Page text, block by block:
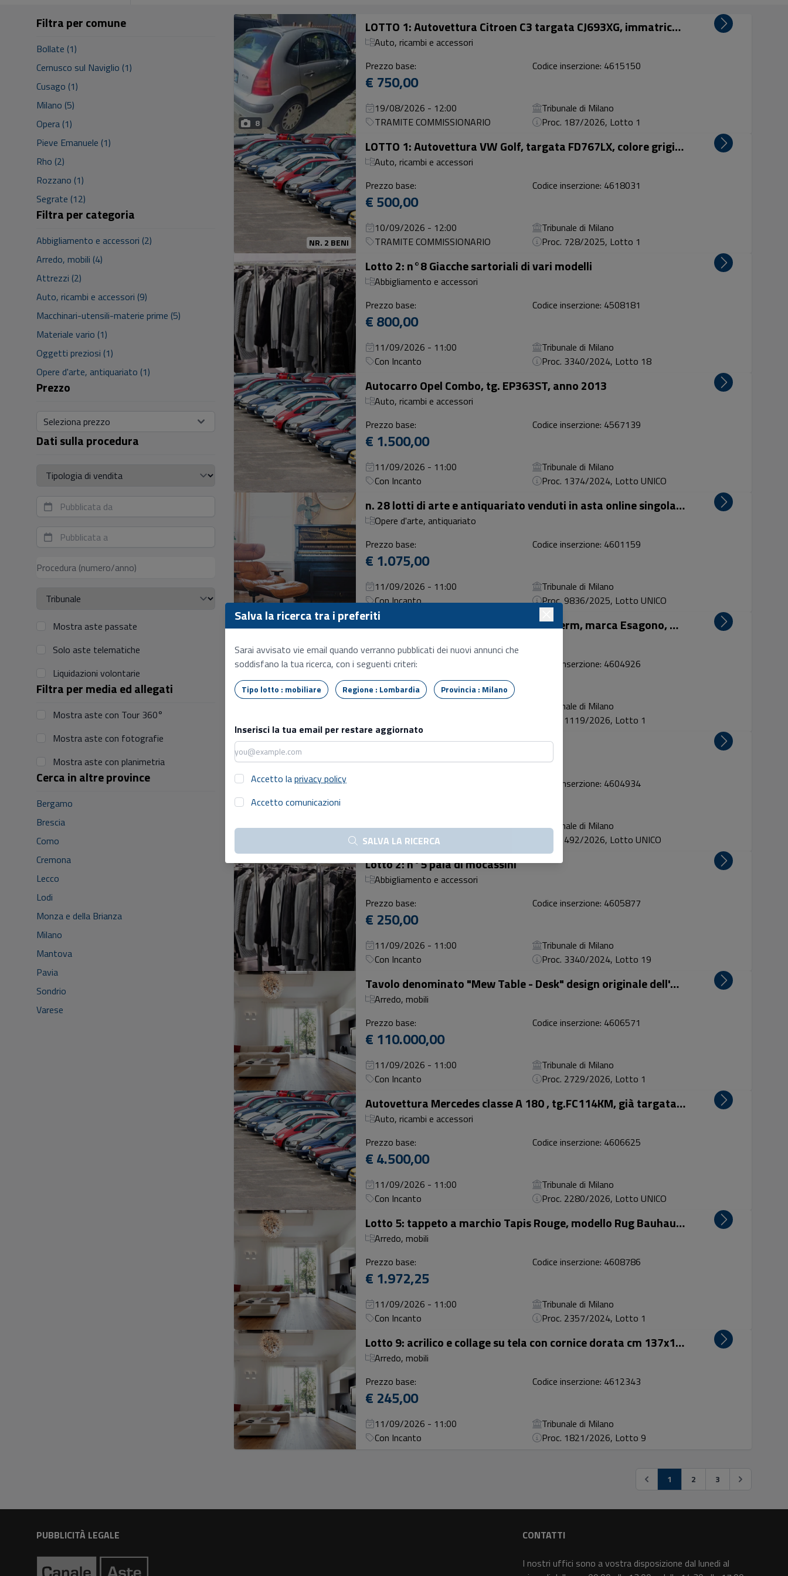
Filtra per comune
Bollate (1)
Cernusco sul Naviglio (1)
Cusago (1)
Milano (5)
Opera (1)
Pieve Emanuele (1)
Rho (2)
Rozzano (1)
Segrate (12)
Filtra per categoria
Abbigliamento e accessori (2)
Arredo, mobili (4)
Attrezzi (2)
Auto, ricambi e accessori (9)
Macchinari-utensili-materie prime (5)
Materiale vario (1)
Oggetti preziosi (1)
Opere d'arte, antiquariato (1)
Prezzo
Seleziona prezzo
Dati sulla procedura
Tipologia di vendita
Mostra aste passate
Solo aste telematiche
Liquidazioni volontarie
Filtra per media ed allegati
Mostra aste con Tour 360°
Mostra aste con fotografie
Mostra aste con planimetria
Cerca in altre province
Bergamo
Brescia
Como
Cremona
Lecco
Lodi
Monza e della Brianza
Milano
Mantova
Pavia
Sondrio
Varese
8
LOTTO 1: Autovettura Citroen C3 targata CJ693XG, immatricolata il 19/1/2004, Telaio: VF7FCHFXB268634...
Auto, ricambi e accessori
Prezzo base:
€ 750,00
Codice inserzione: 4615150
19/08/2026 - 12:00
Tribunale di Milano
TRAMITE COMMISSIONARIO
Proc. 187/2026, Lotto 1
NR. 2 BENI
LOTTO 1: Autovettura VW Golf, targata FD767LX, colore grigio chiaro, km all'ultima revisione del 5/2...
Auto, ricambi e accessori
Prezzo base:
€ 500,00
Codice inserzione: 4618031
10/09/2026 - 12:00
Tribunale di Milano
TRAMITE COMMISSIONARIO
Proc. 728/2025, Lotto 1
Lotto 2: n°8 Giacche sartoriali di vari modelli
Abbigliamento e accessori
Prezzo base:
€ 800,00
Codice inserzione: 4508181
11/09/2026 - 11:00
Tribunale di Milano
Con Incanto
Proc. 3340/2024, Lotto 18
Autocarro Opel Combo, tg. EP363ST, anno 2013
Auto, ricambi e accessori
Prezzo base:
€ 1.500,00
Codice inserzione: 4567139
11/09/2026 - 11:00
Tribunale di Milano
Con Incanto
Proc. 1374/2024, Lotto UNICO
n. 28 lotti di arte e antiquariato venduti in asta online singolarmente
Opere d'arte, antiquariato
Prezzo base:
€ 1.075,00
Codice inserzione: 4601159
11/09/2026 - 11:00
Tribunale di Milano
Con Incanto
Proc. 9836/2025, Lotto UNICO
Macchinario per uso estetico Thalaxoterm, marca Esagono, modello 1952, matricola108019, anno 2022
Prezzo base:
€ 490,00
Codice inserzione: 4604926
Tribunale di Milano
Proc. 1119/2026, Lotto 1
Cella di ferma-lievitazione marca Colip
Materie prime e prodotti
Codice inserzione: 4604934
11/09/2026 - 11:00
Tribunale di Milano
Con Incanto
Proc. 492/2026, Lotto UNICO
Lotto 2: n°5 paia di mocassini
Abbigliamento e accessori
Prezzo base:
€ 250,00
Codice inserzione: 4605877
11/09/2026 - 11:00
Tribunale di Milano
Con Incanto
Proc. 3340/2024, Lotto 19
Tavolo denominato "Mew Table - Desk" design originale dell'Arch. Zaha Hadid, prodotto da Sawaya & Mo...
Arredo, mobili
Prezzo base:
€ 110.000,00
Codice inserzione: 4606571
11/09/2026 - 11:00
Tribunale di Milano
Con Incanto
Proc. 2729/2026, Lotto 1
Autovettura Mercedes classe A 180 , tg.FC114KM, già targata estera (Germania) GERDL835 nel 2014
Auto, ricambi e accessori
Prezzo base:
€ 4.500,00
Codice inserzione: 4606625
11/09/2026 - 11:00
Tribunale di Milano
Con Incanto
Proc. 2280/2026, Lotto UNICO
Lotto 5: tappeto a marchio Tapis Rouge, modello Rug Bauhaus Cielo, cm 350x500
Arredo, mobili
Prezzo base:
€ 1.972,25
Codice inserzione: 4608786
11/09/2026 - 11:00
Tribunale di Milano
Con Incanto
Proc. 2357/2024, Lotto 1
Lotto 9: acrilico e collage su tela con cornice dorata cm 137x120, opera non firmata, soggetto astra...
Arredo, mobili
Prezzo base:
€ 245,00
Codice inserzione: 4612343
11/09/2026 - 11:00
Tribunale di Milano
Con Incanto
Proc. 1821/2026, Lotto 9
1 2 3
Salva la ricerca tra i preferiti
Sarai avvisato vie email quando verranno pubblicati dei nuovi annunci che
soddisfano la tua ricerca, con i seguenti criteri:
Tipo lotto : mobiliare Regione : Lombardia Provincia : Milano
Inserisci la tua email per restare aggiornato
Accetto laprivacy policy
Accetto comunicazioni
SALVA LA RICERCA
PUBBLICITÀ LEGALE
CONTATTI
I nostri uffici sono a vostra disposizione dal lunedi al